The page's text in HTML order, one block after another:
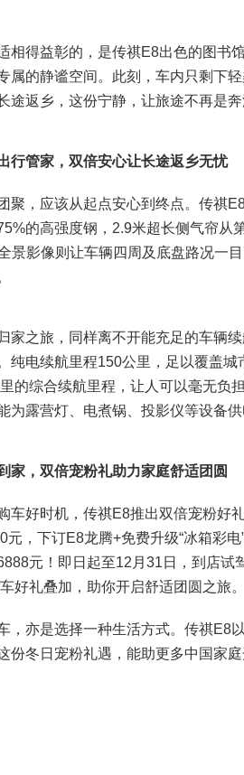
得益彰的，是传祺E8出色的图书馆
属的静谧空间。此刻，车内只剩下
途返乡，这份宁静，让旅途不再是
行管家，双倍安心让长途返乡无忧
，应该从起点安心到终点。传祺E8
的高强度钢，2.9米超长侧气帘从
景影像则让车辆四周及底盘路况一
之旅，同样离不开能充足的车辆续
纯电续航里程150公里，足以覆盖
的综合续航里程，让人可以毫无负
为露营灯、电煮锅、投影仪等设备
家，双倍宠粉礼助力家庭舒适团圆
好时机，传祺E8推出双倍宠粉好礼
元，下订E8龙腾+免费升级“冰箱彩
元！即日起至12月31日，到店试
好礼叠加，助你开启舒适团圆之旅。
亦是选择一种生活方式。传祺E8以
份冬日宠粉礼遇，能助更多中国家